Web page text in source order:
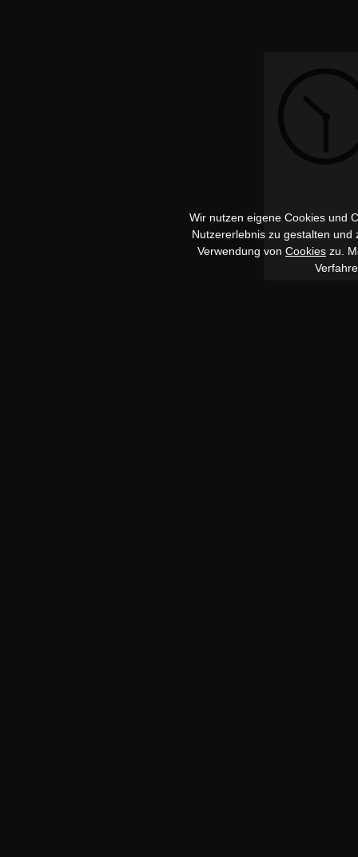
Wir nutzen eigene Cookies und
Nutzererlebnis zu gestalten
Verwendung von Cookies zu.